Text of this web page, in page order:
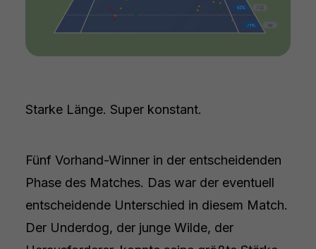
Starke Länge. Super konstant.
Fünf Vorhand-Winner in der entscheidenden
Phase des Matches. Das war der eventuell
entscheidende Unterschied in diesem Match.
Der Underdog, der junge Wilde, der